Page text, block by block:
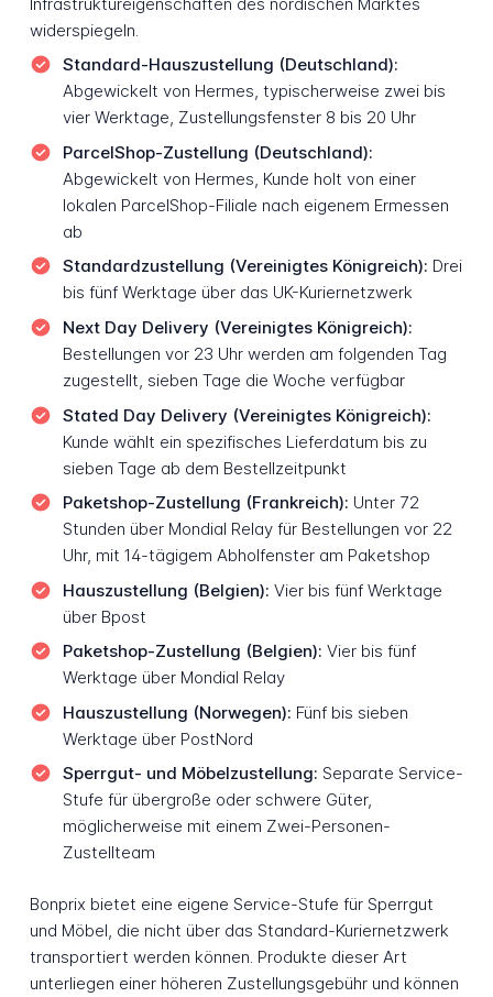
widerspiegeln.
Standard-Hauszustellung (Deutschland):
Abgewickelt von Hermes, typischerweise zwei bis
vier Werktage, Zustellungsfenster 8 bis 20 Uhr
ParcelShop-Zustellung (Deutschland):
Abgewickelt von Hermes, Kunde holt von einer
lokalen ParcelShop-Filiale nach eigenem Ermessen
ab
Standardzustellung (Vereinigtes Königreich): Drei
bis fünf Werktage über das UK-Kuriernetzwerk
Next Day Delivery (Vereinigtes Königreich):
Bestellungen vor 23 Uhr werden am folgenden Tag
zugestellt, sieben Tage die Woche verfügbar
Stated Day Delivery (Vereinigtes Königreich):
Kunde wählt ein spezifisches Lieferdatum bis zu
sieben Tage ab dem Bestellzeitpunkt
Paketshop-Zustellung (Frankreich): Unter 72
Stunden über Mondial Relay für Bestellungen vor 22
Uhr, mit 14-tägigem Abholfenster am Paketshop
Hauszustellung (Belgien): Vier bis fünf Werktage
über Bpost
Paketshop-Zustellung (Belgien): Vier bis fünf
Werktage über Mondial Relay
Hauszustellung (Norwegen): Fünf bis sieben
Werktage über PostNord
Sperrgut- und Möbelzustellung: Separate Service-
Stufe für übergroße oder schwere Güter,
möglicherweise mit einem Zwei-Personen-
Zustellteam
Bonprix bietet eine eigene Service-Stufe für Sperrgut
und Möbel, die nicht über das Standard-Kuriernetzwerk
transportiert werden können. Produkte dieser Art
unterliegen einer höheren Zustellungsgebühr und können